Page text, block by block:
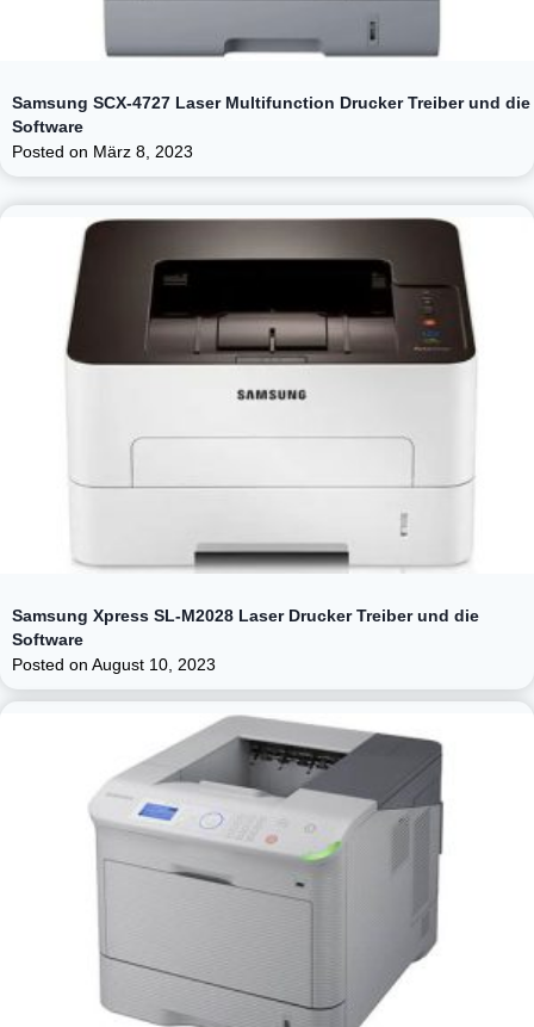
Samsung SCX-4727 Laser Multifunction Drucker Treiber und die
Software
Posted on März 8, 2023
Samsung Xpress SL-M2028 Laser Drucker Treiber und die
Software
Posted on August 10, 2023